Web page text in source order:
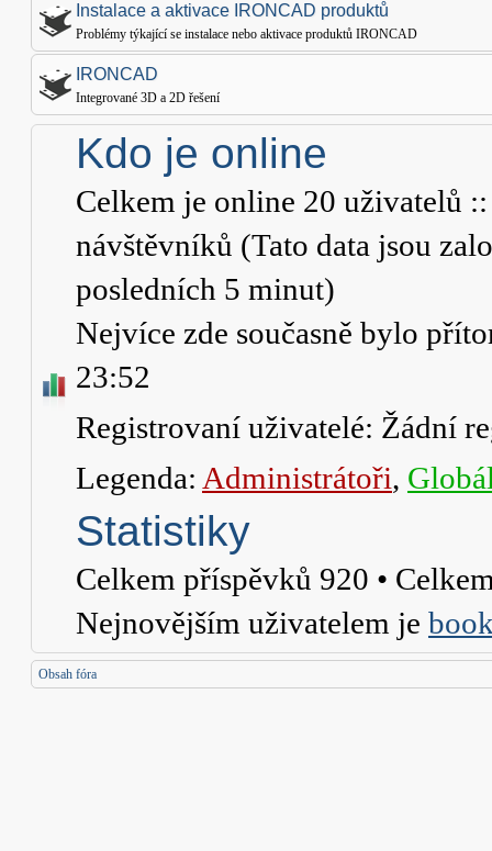
Instalace a aktivace IRONCAD produktů
Problémy týkající se instalace nebo aktivace produktů IRONCAD
IRONCAD
Integrované 3D a 2D řešení
Kdo je online
Celkem je online 20 uživatelů
návštěvníků (Tato data jsou
posledních 5 minut)
Nejvíce zde současně bylo
23:52
Registrovaní uživatelé: Žádní
Legenda: Administrátoři,
Statistiky
Celkem příspěvků 920 •
Nejnovějším uživatelem je
Obsah fóra